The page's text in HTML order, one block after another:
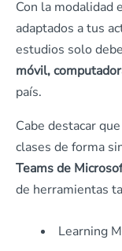
Con la modalidad
adaptados a tus
estudios solo
móvil,
país.
Cabe destacar
clases de forma
Teams de
de herramientas
Learning